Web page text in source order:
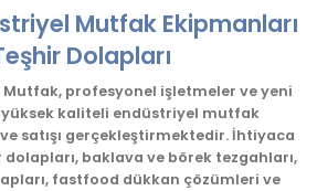
teşekkür ederiz.
veya görüntülenemiyor.
eksik bilgiler bulunuyor.
bulunuyor.
daha pahalı.
Mutfak Ekipmanları
Dolapları
Mutfak, profesyonel işletmeler ve yeni
kaliteli endüstriyel mutfak
satışı gerçekleştirmektedir. İhtiyaca
baklava ve börek tezgahları,
fastfood dükkan çözümleri ve